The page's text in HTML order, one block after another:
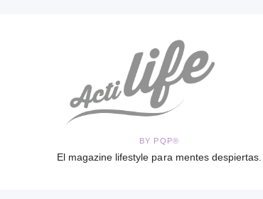
BY PQP®
El magazine lifestyle para mentes despiertas.